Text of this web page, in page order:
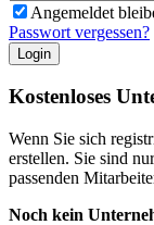
Angemeldet
Passwort vergessen?
Login
Kostenloses
Wenn Sie sich
erstellen. Sie sind
passenden
Noch kein